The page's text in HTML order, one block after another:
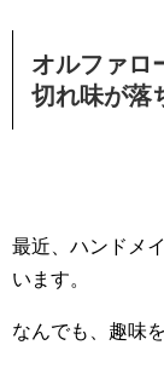
オルファロ
切れ味が落
最近、ハンドメ
います。
なんでも、趣味